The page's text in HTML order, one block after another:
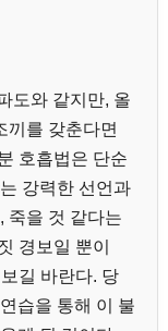
도와 같지만, 올
끼를 갖춘다면
호흡법은 단순
강력한 선언과
죽을 것 같다는
경보일 뿐이
길 바란다. 당
습을 통해 이 불